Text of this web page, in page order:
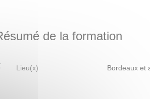
de la formation
Lieu(x) Bordeaux et